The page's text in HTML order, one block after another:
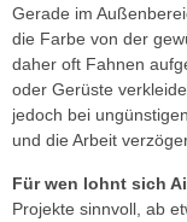
Gerade im
die Farbe von der
daher oft Fahnen
oder Gerüste
jedoch bei
und die Arbeit
Für wen lohnt sich
Projekte sinnvoll, ab